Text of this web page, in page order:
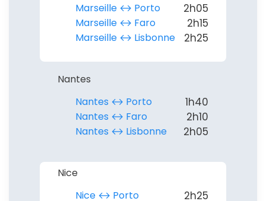
Marseille ↔︎ Porto
2h05
Marseille ↔︎ Faro 2h15
Marseille ↔︎ Lisbonne 2h25
Nantes
Nantes ↔︎ Porto
1h40
Nantes ↔︎ Faro 2h10
Nantes ↔︎ Lisbonne 2h05
Nice
Nice ↔︎ Porto
2h25